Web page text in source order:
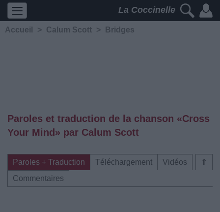
La Coccinelle
Accueil > Calum Scott > Bridges
Paroles et traduction de la chanson «Cross
Your Mind» par Calum Scott
⇑
Paroles + Traduction Téléchargement
Vidéos
Commentaires